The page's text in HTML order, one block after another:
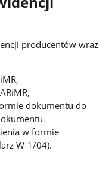
producentów wraz
dokumentu do
w formie
W-1/04).